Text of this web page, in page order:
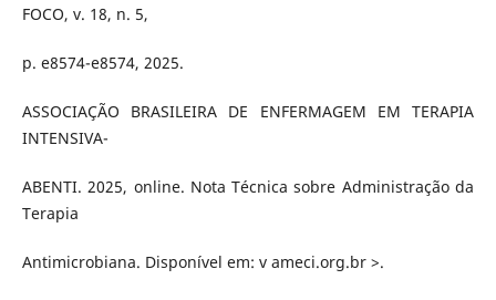
FOCO, v. 18, n. 5,
p. e8574-e8574, 2025.
ASSOCIAÇÃO BRASILEIRA DE ENFERMAGEM EM TERAPIA
INTENSIVA-
ABENTI. 2025, online. Nota Técnica sobre Administração da
Terapia
Antimicrobiana. Disponível em: v ameci.org.br >.